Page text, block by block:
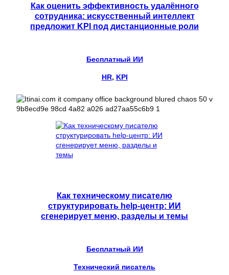
Как оценить эффективность удалённого
сотрудника: искусственный интеллект
предложит KPI под дистанционные роли
Бесплатный ИИ
HR, KPI
Как техническому писателю
структурировать help-центр: ИИ
сгенерирует меню, разделы и темы
Бесплатный ИИ
Технический писатель